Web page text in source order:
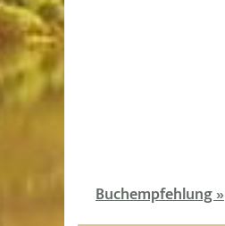
Buchempfehlung »